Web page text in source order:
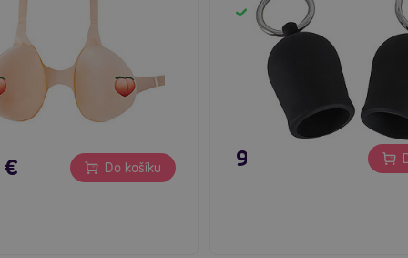
Do košíku
Skladem
9,96 €